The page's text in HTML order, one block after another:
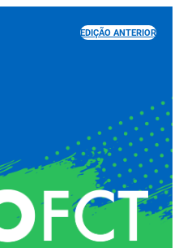
EDIÇÃO ANTERIOR